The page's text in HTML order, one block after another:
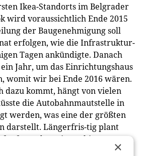
Ikea-Standorts im Belgrader
wird voraussichtlich Ende 2015
der Baugenehmigung soll
erfolgen, wie die Infrastruktur-
Tagen ankündigte. Danach
Jahr, um das Einrichtungshaus
womit wir bei Ende 2016 wären.
dazu kommt, hängt von vielen
die Autobahnmautstelle in
werden, was eine der größten
darstellt. Längerfris-tig plant
fünf Standorte in Serbien zu
in der Hauptstadt Belgrad
×